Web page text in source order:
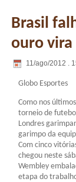
Brasil
ouro vira
11/ago/2012 .
Globo Esportes
Como nos
torneio de
Londres
garimpo da
Com cinco
chegou neste
Wembley
etapa do